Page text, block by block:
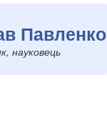
Павленко
науковець